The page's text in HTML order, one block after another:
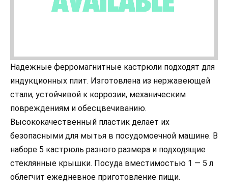
Надежные ферромагнитные кастрюли подходят для
индукционных плит. Изготовлена из нержавеющей
стали, устойчивой к коррозии, механическим
повреждениям и обесцвечиванию.
Высококачественный пластик делает их
безопасными для мытья в посудомоечной машине. В
наборе 5 кастрюль разного размера и подходящие
стеклянные крышки. Посуда вместимостью 1 — 5 л
облегчит ежедневное приготовление пищи.